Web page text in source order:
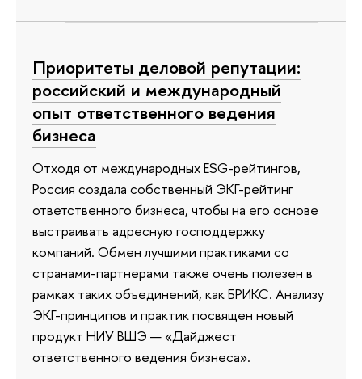
Приоритеты деловой репутации:
российский и международный
опыт ответственного ведения
бизнеса
Отходя от международных ESG-рейтингов,
Россия создала собственный ЭКГ-рейтинг
ответственного бизнеса, чтобы на его основе
выстраивать адресную господдержку
компаний. Обмен лучшими практиками со
странами-партнерами также очень полезен в
рамках таких объединений, как БРИКС. Анализу
ЭКГ-принципов и практик посвящен новый
продукт НИУ ВШЭ — «Дайджест
ответственного ведения бизнеса».